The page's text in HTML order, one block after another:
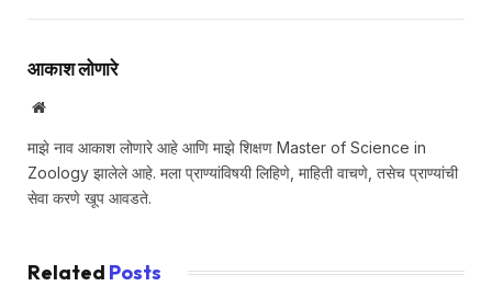
आकाश लोणारे
Website
माझे नाव आकाश लोणारे आहे आणि माझे शिक्षण Master of Science in
Zoology झालेले आहे. मला प्राण्यांविषयी लिहिणे, माहिती वाचणे, तसेच प्राण्यांची
सेवा करणे खूप आवडते.
Related Posts